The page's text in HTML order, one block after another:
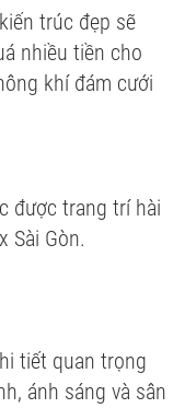
trúc đẹp sẽ
nhiều tiền cho
khí đám cưới
được trang trí hài
Sài Gòn.
tiết quan trọng
ánh sáng và sân